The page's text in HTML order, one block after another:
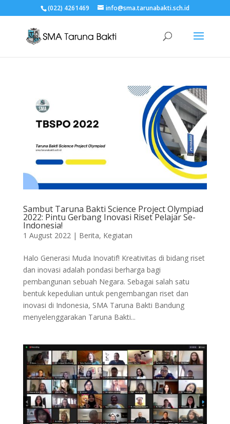
(022) 4261469 info@sma.tarunabakti.sch.id
Sambut Taruna Bakti Science Project Olympiad
2022: Pintu Gerbang Inovasi Riset Pelajar Se-
Indonesia!
1 August 2022 | Berita, Kegiatan
Halo Generasi Muda Inovatif! Kreativitas di bidang riset
dan inovasi adalah pondasi berharga bagi
pembangunan sebuah Negara. Sebagai salah satu
bentuk kepedulian untuk pengembangan riset dan
inovasi di Indonesia, SMA Taruna Bakti Bandung
menyelenggarakan Taruna Bakti...